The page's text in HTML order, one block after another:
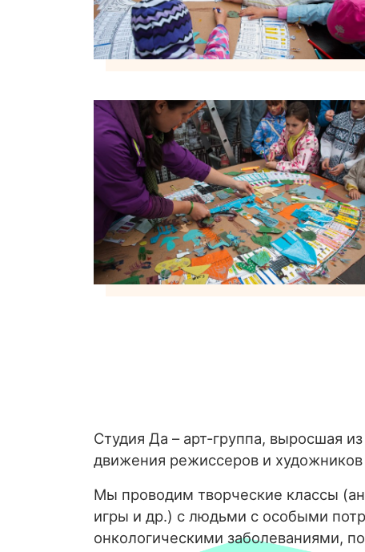
Студия Да – арт-группа, выросшая из
движения режиссеров и
Мы проводим творческие классы
игры и др.) с людьми с особыми
онкологическими заболеваниями,